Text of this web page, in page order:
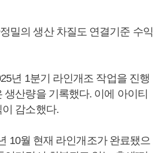
밀의 생산 차질도 연결기준 수익
년 1분기 라인개조 작업을 진행
생산량을 기록했다. 이에 아이티
감소했다.
10월 현재 라인개조가 완료됐으